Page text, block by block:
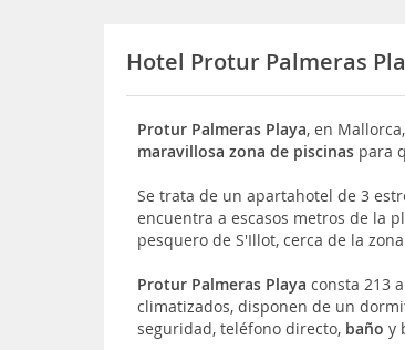
Hotel Protur Palmeras
Protur Palmeras Playa, en
maravillosa zona de piscinas para
Se trata de un apartahotel de 3
encuentra a escasos metros de la
pesquero de S'Illot, cerca de la
Protur Palmeras Playa consta 213
climatizados, disponen de un
seguridad, teléfono directo, baño y